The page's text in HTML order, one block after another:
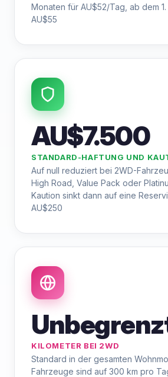
Monaten für AU$52/Tag, ab dem
AU$55
AU$7.500
STANDARD-HAFTUNG UND
Auf null reduziert bei 2WD-
High Road, Value Pack oder
Kaution sinkt dann auf eine
AU$250
KILOMETER BEI 2WD
Standard in der gesamten
Fahrzeuge sind auf 300 km pro